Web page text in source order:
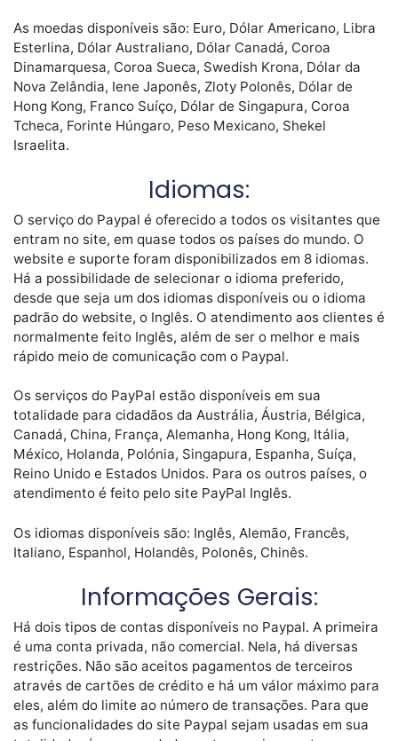
As moedas disponíveis são: Euro, Dólar Americano, Libra
Esterlina, Dólar Australiano, Dólar Canadá, Coroa
Dinamarquesa, Coroa Sueca, Swedish Krona, Dólar da
Nova Zelândia, Iene Japonês, Zloty Polonês, Dólar de
Hong Kong, Franco Suíço, Dólar de Singapura, Coroa
Tcheca, Forinte Húngaro, Peso Mexicano, Shekel
Israelita.
Idiomas:
O serviço do Paypal é oferecido a todos os visitantes que
entram no site, em quase todos os países do mundo. O
website e suporte foram disponibilizados em 8 idiomas.
Há a possibilidade de selecionar o idioma preferido,
desde que seja um dos idiomas disponíveis ou o idioma
padrão do website, o Inglês. O atendimento aos clientes é
normalmente feito Inglês, além de ser o melhor e mais
rápido meio de comunicação com o Paypal.
Os serviços do PayPal estão disponíveis em sua
totalidade para cidadãos da Austrália, Áustria, Bélgica,
Canadá, China, França, Alemanha, Hong Kong, Itália,
México, Holanda, Polónia, Singapura, Espanha, Suíça,
Reino Unido e Estados Unidos. Para os outros países, o
atendimento é feito pelo site PayPal Inglês.
Os idiomas disponíveis são: Inglês, Alemão, Francês,
Italiano, Espanhol, Holandês, Polonês, Chinês.
Informações Gerais:
Há dois tipos de contas disponíveis no Paypal. A primeira
é uma conta privada, não comercial. Nela, há diversas
restrições. Não são aceitos pagamentos de terceiros
através de cartões de crédito e há um válor máximo para
eles, além do limite ao número de transações. Para que
as funcionalidades do site Paypal sejam usadas em sua